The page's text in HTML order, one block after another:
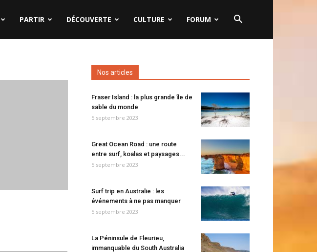
PARTIR DÉCOUVERTE CULTURE FORUM
Nos articles
Fraser Island : la plus grande île de
sable du monde
5 septembre 2023
Great Ocean Road : une route
entre surf, koalas et paysages...
5 septembre 2023
Surf trip en Australie : les
événements à ne pas manquer
5 septembre 2023
La Péninsule de Fleurieu,
immanquable du South Australia